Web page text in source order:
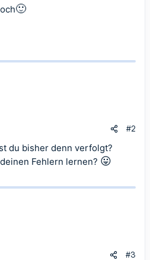
🙂
#2
du bisher denn verfolgt?
Fehlern lernen? 😛
#3